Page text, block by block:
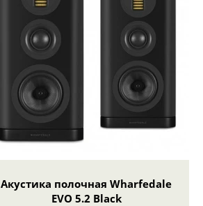
Акустика полочная Wharfedale
EVO 5.2 Black